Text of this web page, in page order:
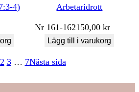
4) Arbetaridrott
Nr 161-162150,00kr
Lägg till i varukorg
2 3 … 7Nästa sida